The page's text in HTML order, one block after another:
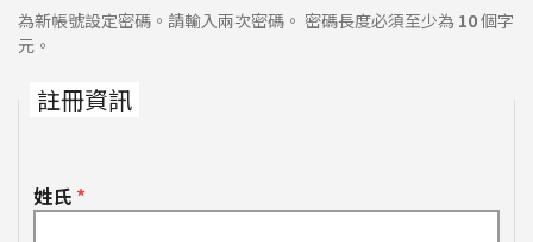
為新帳號設定密碼。請輸入兩次密碼。 密碼長度必須至少為 10個字
元。
註冊資訊
姓氏 *